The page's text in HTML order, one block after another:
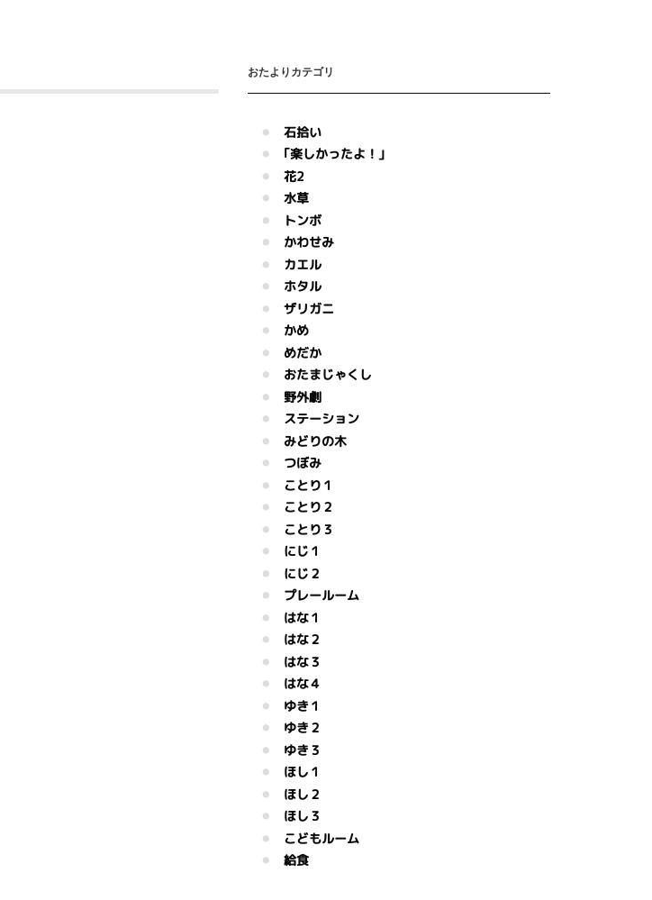
おたよりカテゴリ
石拾い
｢楽しかったよ！｣
花2
水草
トンボ
かわせみ
カエル
ホタル
ザリガニ
かめ
めだか
おたまじゃくし
野外劇
ステーション
みどりの木
つぼみ
ことり１
ことり２
ことり３
にじ１
にじ２
プレールーム
はな１
はな２
はな３
はな４
ゆき１
ゆき２
ゆき３
ほし１
ほし２
ほし３
こどもルーム
給食